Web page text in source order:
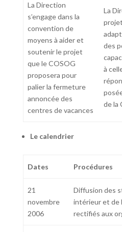
La Direction
s’engage dans la
convention de
moyens à aider et
soutenir le projet
que le COSOG
proposera pour
palier la fermeture
annoncée des
centres de vacances
La
des
à
de la
Le calendrier
Dates Procédures
21
novembre
2006
Diffusion des
intérieur et de
rectifiés aux